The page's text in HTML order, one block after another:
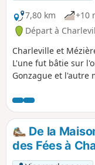
7,80 km
+10
Départ à
Charleville et
L'une fut bâtie sur
Gonzague et l'autre
De la
des Fées à